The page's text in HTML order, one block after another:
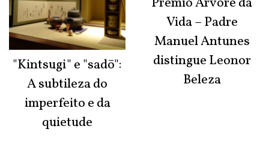
"Kintsugi" e "sadō":
A subtileza do
imperfeito e da
quietude
Vida – Padre
Manuel Antunes
distingue Leonor
Beleza